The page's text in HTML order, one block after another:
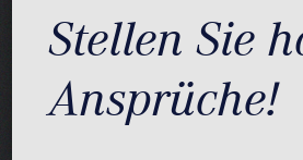
Stellen Sie
Ansprüche!